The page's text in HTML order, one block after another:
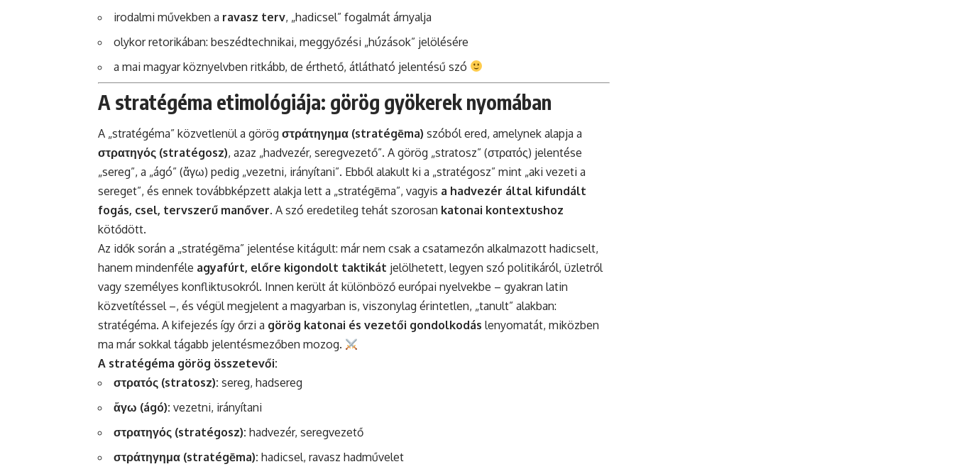
irodalmi művekben a ravasz terv, „hadicsel” fogalmát árnyalja
olykor retorikában: beszédtechnikai, meggyőzési „húzások” jelölésére
a mai magyar köznyelvben ritkább, de érthető, átlátható jelentésű szó
A stratégéma etimológiája: görög gyökerek nyomában
A „stratégéma” közvetlenül a görög στράτηγημα (stratégēma) szóból ered, amelynek alapja a
στρατηγός (stratégosz), azaz „hadvezér, seregvezető”. A görög „stratosz” (στρατός) jelentése
„sereg”, a „ágó” (ἄγω) pedig „vezetni, irányítani”. Ebből alakult ki a „stratégosz” mint „aki vezeti a
sereget”, és ennek továbbképzett alakja lett a „stratégēma”, vagyis a hadvezér által kifundált
fogás, csel, tervszerű manőver. A szó eredetileg tehát szorosan katonai kontextushoz
kötődött.
Az idők során a „stratégēma” jelentése kitágult: már nem csak a csatamezőn alkalmazott hadicselt,
hanem mindenféle agyafúrt, előre kigondolt taktikát jelölhetett, legyen szó politikáról, üzletről
vagy személyes konfliktusokról. Innen került át különböző európai nyelvekbe – gyakran latin
közvetítéssel –, és végül megjelent a magyarban is, viszonylag érintetlen, „tanult” alakban:
stratégéma. A kifejezés így őrzi a görög katonai és vezetői gondolkodás lenyomatát, miközben
ma már sokkal tágabb jelentésmezőben mozog.
A stratégéma görög összetevői:
στρατός (stratosz): sereg, hadsereg
ἄγω (ágó): vezetni, irányítani
στρατηγός (stratégosz): hadvezér, seregvezető
στράτηγημα (stratégēma): hadicsel, ravasz hadművelet